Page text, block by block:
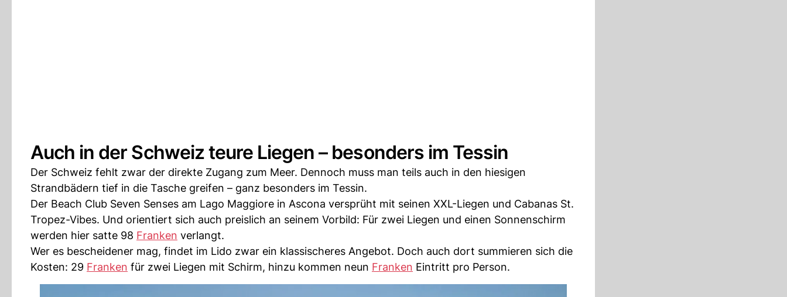
Auch in der Schweiz teure Liegen – besonders im Tessin
Der Schweiz fehlt zwar der direkte Zugang zum Meer. Dennoch muss man teils auch in den hiesigen
Strandbädern tief in die Tasche greifen – ganz besonders im Tessin.
Der Beach Club Seven Senses am Lago Maggiore in Ascona versprüht mit seinen XXL-Liegen und Cabanas St.
Tropez-Vibes. Und orientiert sich auch preislich an seinem Vorbild: Für zwei Liegen und einen Sonnenschirm
werden hier satte 98 Franken verlangt.
Wer es bescheidener mag, findet im Lido zwar ein klassischeres Angebot. Doch auch dort summieren sich die
Kosten: 29 Franken für zwei Liegen mit Schirm, hinzu kommen neun Franken Eintritt pro Person.